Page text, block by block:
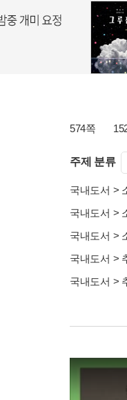
574쪽
주제 분류
국내도서 >
국내도서 >
국내도서 >
국내도서 >
국내도서 >